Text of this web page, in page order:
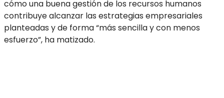
cómo una buena gestión de los recursos humanos
contribuye alcanzar las estrategias empresariales
planteadas y de forma “más sencilla y con menos
esfuerzo”, ha matizado.